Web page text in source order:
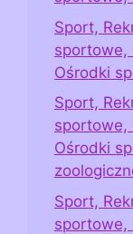
Sport,
sportowe,
Ośrodki
Sport,
sportowe,
Ośrodki
Sport,
sportowe,